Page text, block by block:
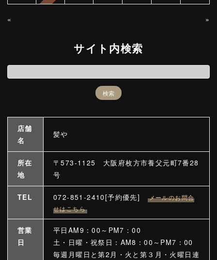
« »
サイト内検索
店舗
名
髪や
所在
地
〒573-1125 大阪府枚方市養父元町7番28
号
TEL 072-851-2410[予約優先]
メールのお問合
せはこちら
営業
日
平日AM9：00～PM7：00
土・日曜・祝祭日：AM8：00～PM7：00
毎週月曜日と第2月・火と第３月・火曜日連